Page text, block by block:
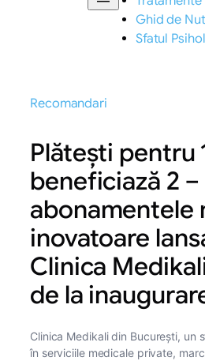
Ghid de
Sfatul
Recomandari
Plătești pentru
beneficiază 2 –
abonamentele
inovatoare
Clinica
de la
Clinica Medikali din București, un
în serviciile medicale private,